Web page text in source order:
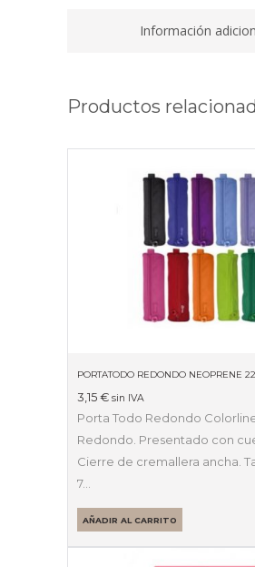
Información
Productos
PORTATODO REDONDO NEOPRENE
3,15 € sin IVA
Porta Todo Redondo
Redondo. Presentado con
Cierre de cremallera ancha.
7…
AÑADIR AL CARRITO